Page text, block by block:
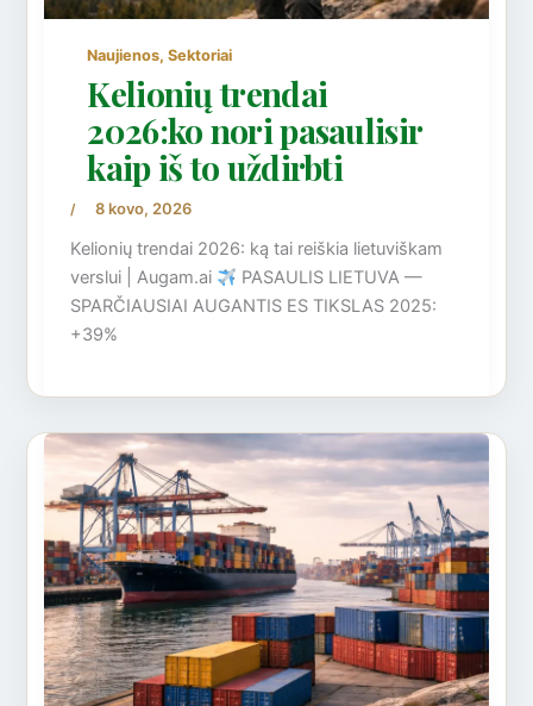
Naujienos,Sektoriai
Kelionių trendai
2026:ko nori pasaulisir
kaip iš to uždirbti
/ 8 kovo, 2026
Kelionių trendai 2026: ką tai reiškia lietuviškam
verslui | Augam.ai
PASAULIS LIETUVA —
SPARČIAUSIAI AUGANTIS ES TIKSLAS 2025:
+39%